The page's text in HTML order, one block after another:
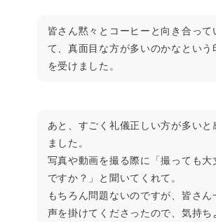
皆さん黙々とコーヒーと向き合って
て、真面目な方が多いのかなという
を受けました。
あと、すごく礼儀正しい方が多いと
ました。
写真や動画を撮る際に「撮っても大
ですか？」と聞いてくれて。
もちろん問題ないのですが、皆さん
声を掛けてくださったので、気持ち